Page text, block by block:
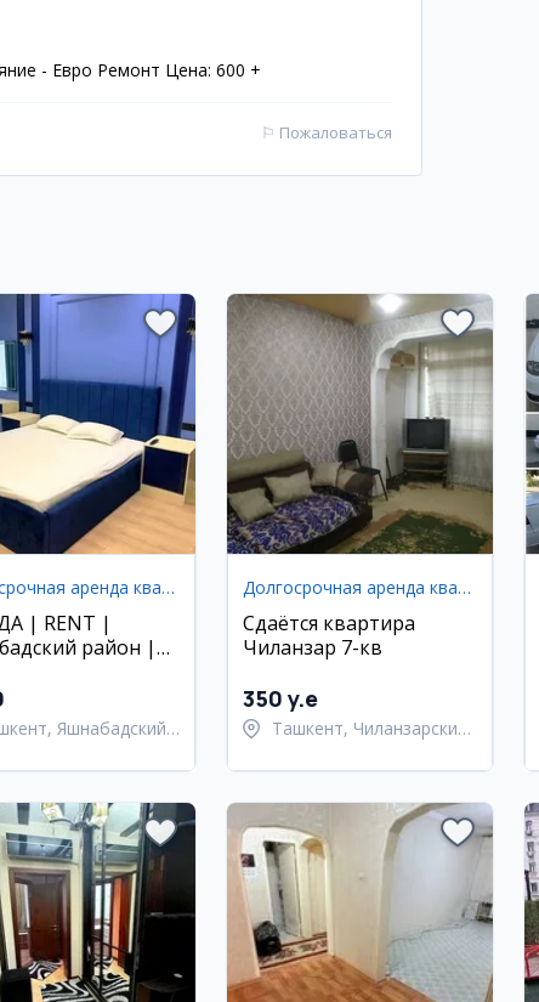
- Евро Ремонт Цена: 600 +
⚐ Пожаловаться
Долгосрочная аренда квартир
| RENT |
район |
Яшнабадский
Долгосрочная аренда квартир
Сдаётся квартира
Чиланзар 7-кв
350 y.e
Ташкент, Чиланзарский